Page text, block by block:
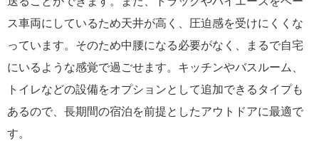
ス車両にしているため天井が高く、圧迫感を受けにくくな
っています。そのため中腰になる必要がなく、まるで自宅
にいるような感覚で過ごせます。キッチンやバスルーム、
トイレなどの設備をオプションとして追加できるタイプも
あるので、長期間の宿泊を前提としたアウトドアに最適で
す。